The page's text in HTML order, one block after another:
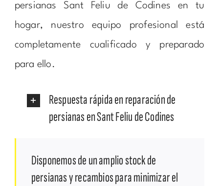
persianas Sant Feliu de Codines en tu
hogar, nuestro equipo profesional está
completamente cualificado y preparado
para ello.
Respuesta rápida en reparación de
persianas en Sant Feliu de Codines
Disponemos de un amplio stock de
persianas y recambios para minimizar el